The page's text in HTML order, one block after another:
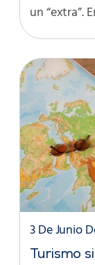
un “extra”.
Turismo
3 De Junio